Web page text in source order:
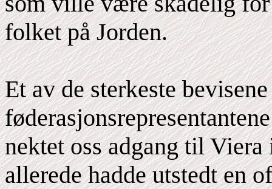
folket på Jorden.
Et av de sterkeste
nektet oss adgang til
allerede hadde utstedt en